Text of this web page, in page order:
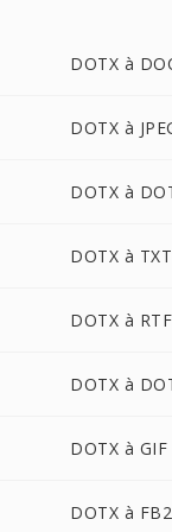
DOTX à
DOTX à
DOTX à
DOTX à TXT
DOTX à RTF
DOTX à
DOTX à GIF
DOTX à FB2